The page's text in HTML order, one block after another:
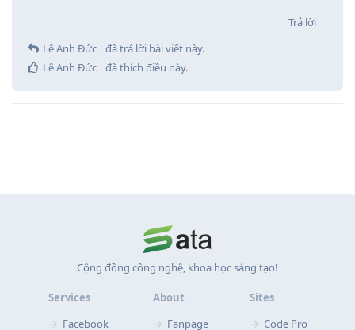
Trả lời
Lê Anh Đức
đã trả lời bài viết này.
Lê Anh Đức
đã thích điều này.
Cộng đồng công nghệ, khoa học sáng tạo!
Services
Facebook
About
Fanpage
Sites
Code Pro